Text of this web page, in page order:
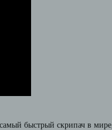
быстрый скрипач в мире,